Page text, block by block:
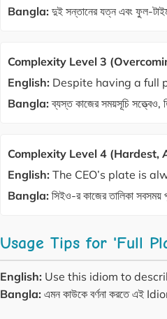
Bangla: দুই সন্তানের যত্ন এবং ফুল-টাইম
Complexity Level 3
English: Despite having a full
Bangla: ব্যস্ত কাজের সময়সূচি সত্ত্বেও,
Complexity Level 4 (Hardest,
English: The CEO’s plate is
Bangla: সিইও-র কাজের তালিকা সবসময়
Usage Tips for 'Full
English: Use this idiom to
Bangla: এমন কাউকে বর্ণনা করতে এই